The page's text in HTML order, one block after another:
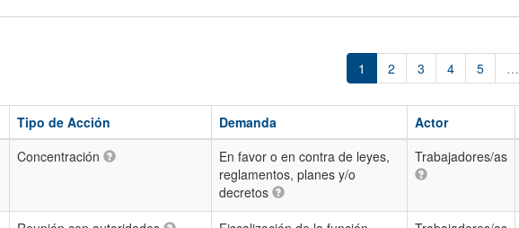
1 2 3 4 5 …
Tipo de Acción Demanda Actor
Concentración
En favor o en contra de leyes,
reglamentos, planes y/o
decretos
Trabajadores/as